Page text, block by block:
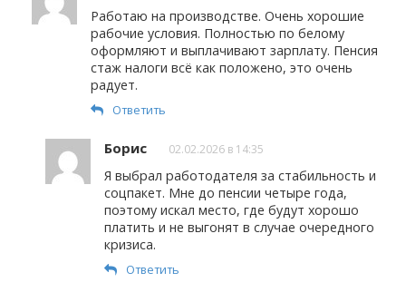
Работаю на производстве. Очень хорошие
рабочие условия. Полностью по белому
оформляют и выплачивают зарплату. Пенсия
стаж налоги всё как положено, это очень
радует.
Ответить
Борис 02.02.2026 в 14:35
Я выбрал работодателя за стабильность и
соцпакет. Мне до пенсии четыре года,
поэтому искал место, где будут хорошо
платить и не выгонят в случае очередного
кризиса.
Ответить